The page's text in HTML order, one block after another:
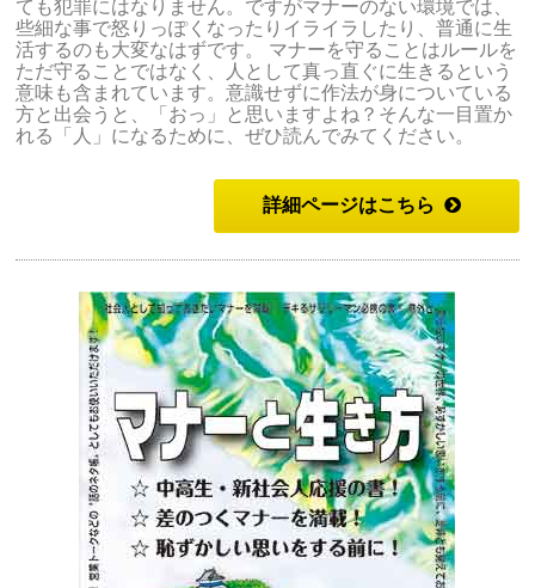
ても犯罪にはなりません。ですがマナーのない環境では、
些細な事で怒りっぽくなったりイライラしたり、普通に生
活するのも大変なはずです。 マナーを守ることはルールを
ただ守ることではなく、人として真っ直ぐに生きるという
意味も含まれています。意識せずに作法が身についている
方と出会うと、「おっ」と思いますよね？そんな一目置か
れる「人」になるために、ぜひ読んでみてください。
詳細ページはこちら